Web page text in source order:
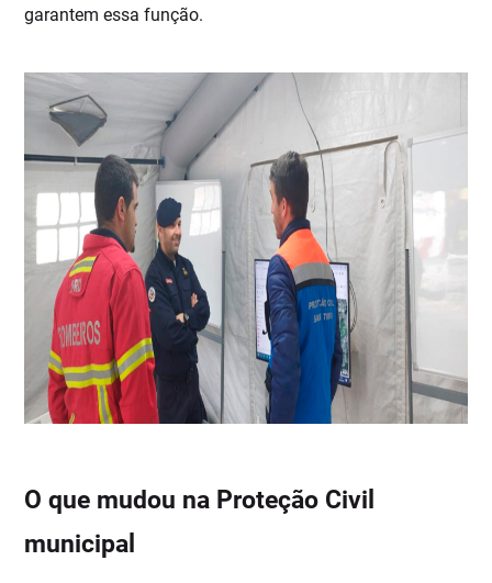
garantem essa função.
O que mudou na Proteção Civil
municipal